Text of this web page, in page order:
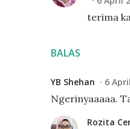
BALAS
terima
YB Shehan 6
Ngerinyaaaaa.
Rozita